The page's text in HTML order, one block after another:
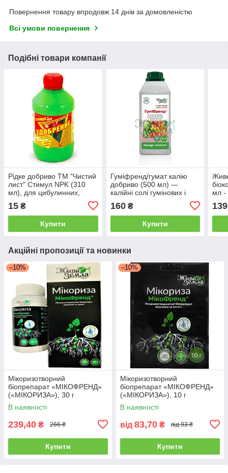
Повернення товару впродовж 14 днів за домовленістю
Всі умови повернення
Подібні товари компанії
Рідке добриво ТМ "Чистий
лист" Стимул NPK (310
мл), для цибулинних,
УЦІНКА дійсний до 05.23
15 ₴
Купити
Гуміфренд/гумат калію
добриво (500 мл) —
калійні солі гумінових і
160₴
Купити
мл -
139
Акційні пропозиції та новинки
–10%
Мікоризотворний
біопрепарат «МІКОФРЕНД»
(«МІКОРИЗА»), 30 г
В наявності
239,40 ₴ 266 ₴
Купити
–10%
Мікоризотворний
біопрепарат «МІКОФРЕНД»
(«МІКОРИЗА»), 10 г
В наявності
від 83,70 ₴ від 93 ₴
Купити